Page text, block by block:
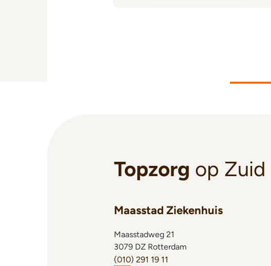
Topzorg op Zuid
Maasstad Ziekenhuis
Maasstadweg 21
3079 DZ Rotterdam
(010) 291 19 11